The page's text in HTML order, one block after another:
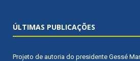
ÚLTIMAS PUBLICAÇÕES
Projeto de autoria do presidente Gessé